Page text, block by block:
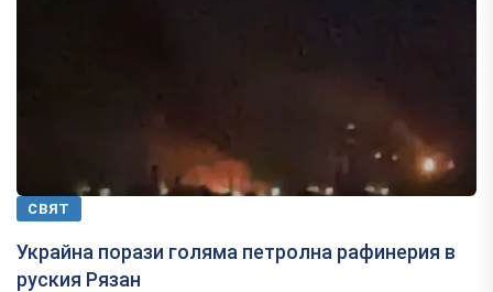
СВЯТ
Украйна порази голяма петролна рафинерия в
руския Рязан